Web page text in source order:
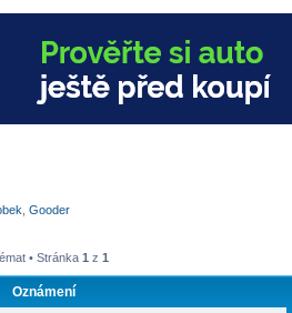
Gooder
• Stránka 1 z 1
Oznámení